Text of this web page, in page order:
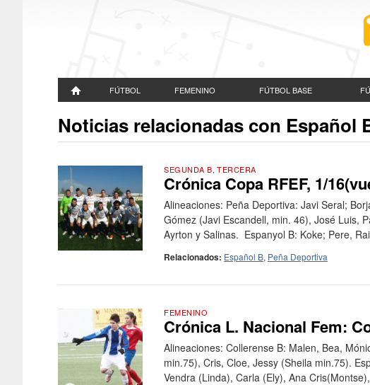
FÚTBOL FEMENINO FÚTBOL BASE
Noticias relacionadas con Español
SEGUNDA B, TERCERA
Crónica Copa RFEF, 1/
Alineaciones: Peña Deportiva: Javi Seral;
Gómez (Javi Escandell, min. 46), José Luis,
Ayrton y Salinas. Espanyol B: Koke; Pere,
Relacionados: Español B, Peña Deportiva
FEMENINO
Crónica L. Nacional Fem:
Alineaciones: Collerense B: Malen, Bea,
min.75), Cris, Cloe, Jessy (Sheila min.75).
Vendra (Linda), Carla (Ely), Ana